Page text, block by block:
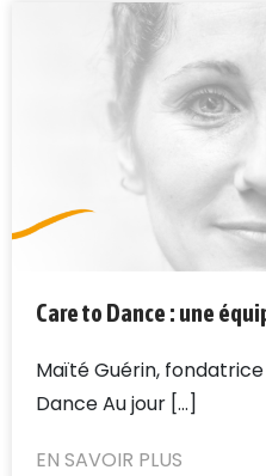
Care to Dance : une
Maïté Guérin,
Dance Au jour [...]
EN SAVOIR PLUS